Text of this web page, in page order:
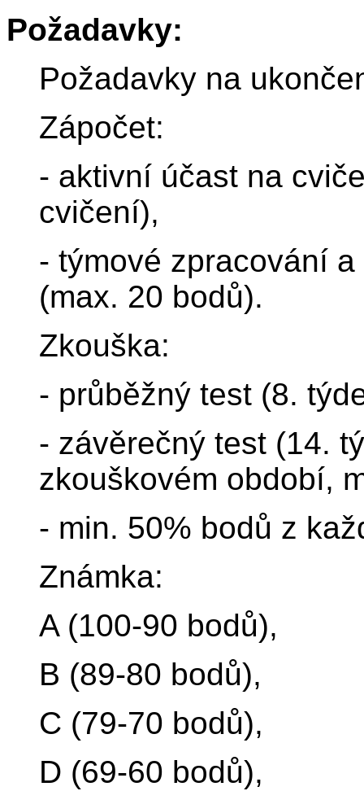
Požadavky:
Požadavky na
Zápočet:
- aktivní účast na
cvičení),
- týmové zpracování
(max. 20 bodů).
Zkouška:
- průběžný test (8.
- závěrečný test (14.
zkouškovém období,
- min. 50% bodů z
Známka:
A (100-90 bodů),
B (89-80 bodů),
C (79-70 bodů),
D (69-60 bodů),